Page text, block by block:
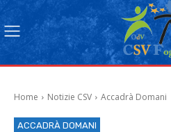
Home Notizie CSV Accadrà Domani
ACCADRÀ DOMANI